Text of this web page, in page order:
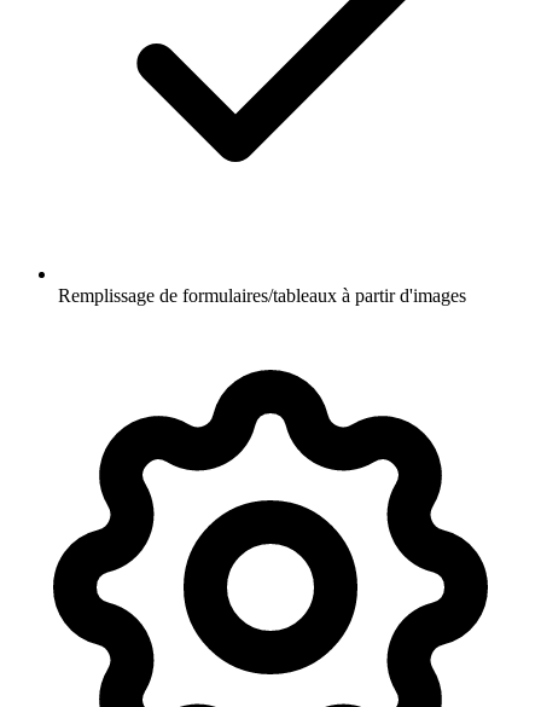
Remplissage de formulaires/tableaux à partir d'images